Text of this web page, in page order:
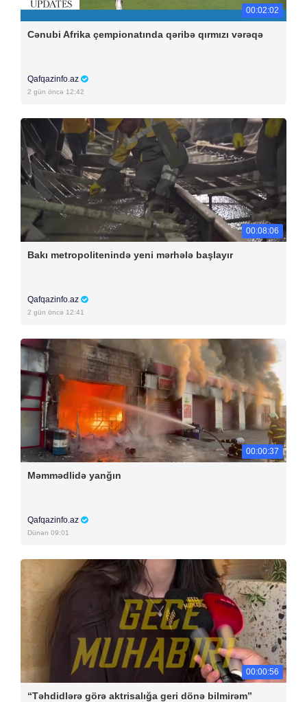
00:02:02
Cənubi Afrika çempionatında qəribə qırmızı vərəqə
Qafqazinfo.az
2 gün öncə 12:42
00:08:06
Bakı metropolitenində yeni mərhələ başlayır
Qafqazinfo.az
2 gün öncə 12:41
00:00:37
Məmmədlidə yanğın
Qafqazinfo.az
Dünən 09:01
00:00:56
“Təhdidlərə görə aktrisalığa geri dönə bilmirəm”